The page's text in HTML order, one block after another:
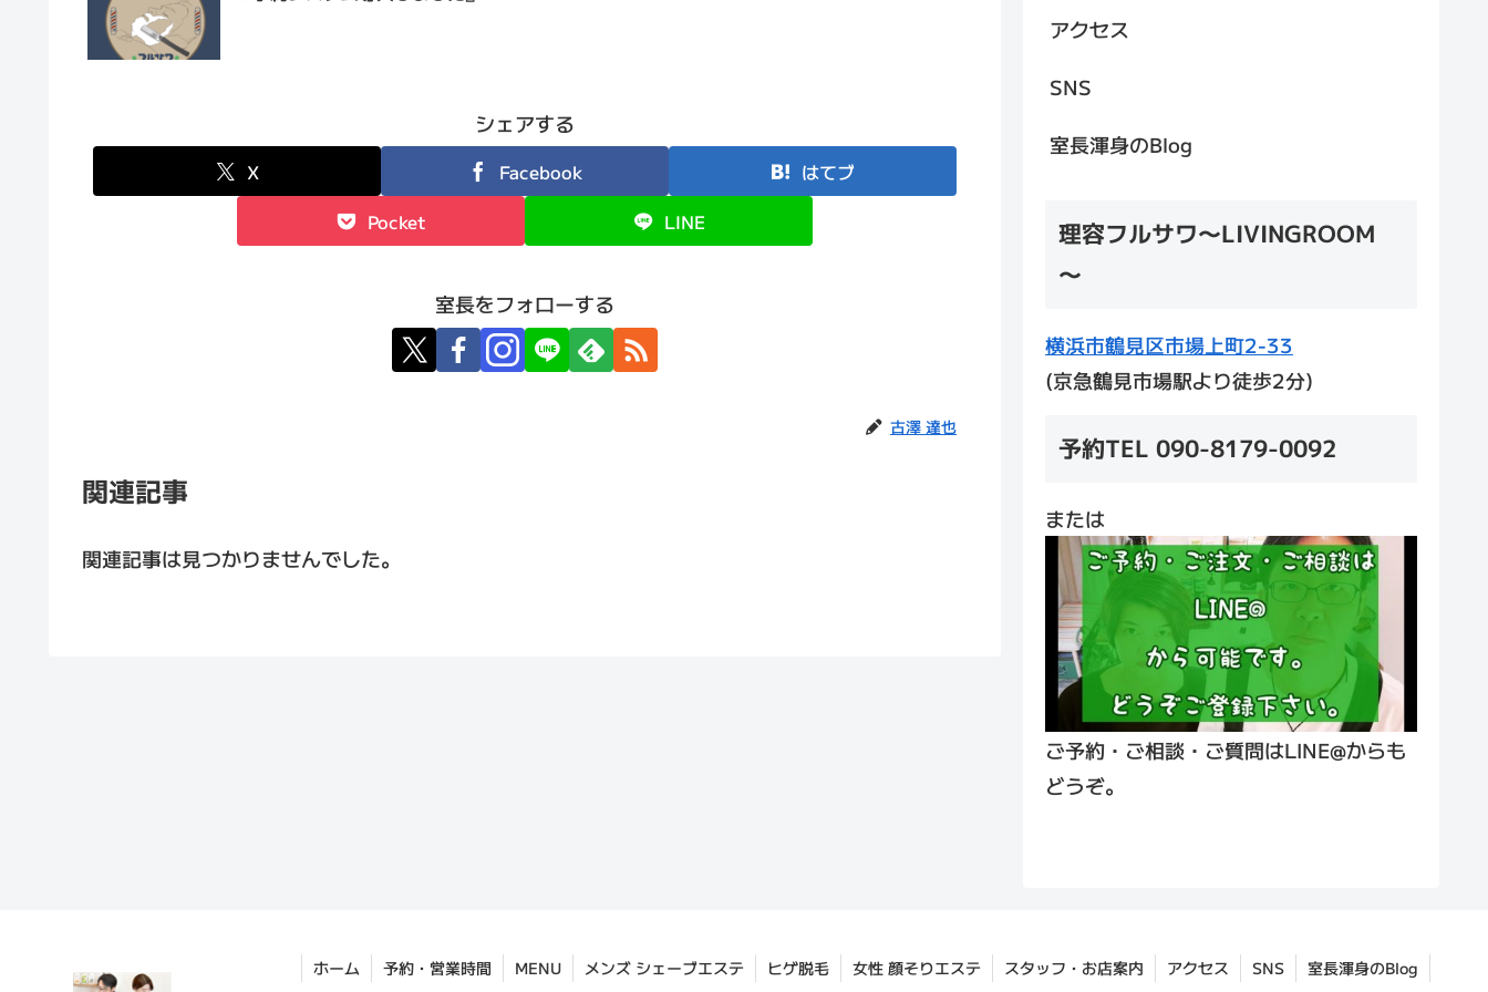
シェアする
X Facebook
はてブ
Pocket
LINE
室長をフォローする
古澤 達也
関連記事
関連記事は見つかりませんでした。
アクセス
SNS
室長渾身のBlog
理容フルサワ～LIVINGROOM
～
横浜市鶴見区市場上町2-33
(京急鶴見市場駅より徒歩2分)
予約TEL 090-8179-0092
または
ご予約・ご相談・ご質問はLINE@からも
どうぞ。
ホーム 予約・営業時間 MENU メンズ シェーブエステ ヒゲ脱毛 女性 顔そりエステ スタッフ・お店案内 アクセス SNS 室長渾身のBlog